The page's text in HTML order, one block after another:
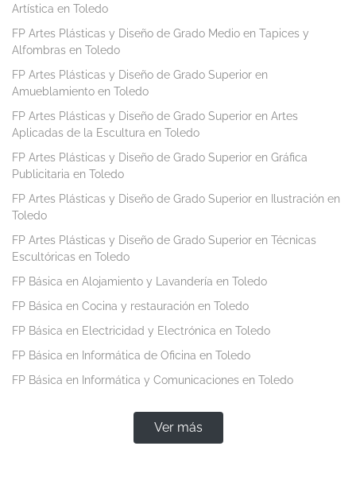
Artística en Toledo
FP Artes Plásticas y Diseño de Grado Medio en Tapices y
Alfombras en Toledo
FP Artes Plásticas y Diseño de Grado Superior en
Amueblamiento en Toledo
FP Artes Plásticas y Diseño de Grado Superior en Artes
Aplicadas de la Escultura en Toledo
FP Artes Plásticas y Diseño de Grado Superior en Gráfica
Publicitaria en Toledo
FP Artes Plásticas y Diseño de Grado Superior en Ilustración en
Toledo
FP Artes Plásticas y Diseño de Grado Superior en Técnicas
Escultóricas en Toledo
FP Básica en Alojamiento y Lavandería en Toledo
FP Básica en Cocina y restauración en Toledo
FP Básica en Electricidad y Electrónica en Toledo
FP Básica en Informática de Oficina en Toledo
FP Básica en Informática y Comunicaciones en Toledo
Ver más